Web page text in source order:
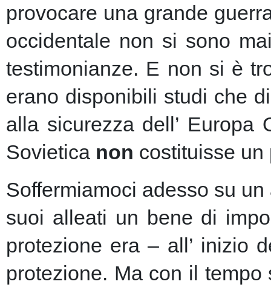
provocare una grande
occidentale non si sono
testimonianze. E non si è
erano disponibili studi che
alla sicurezza dell’
Sovietica non costituisse un
Soffermiamoci adesso su
suoi alleati un bene di
protezione era – all’ inizio
protezione. Ma con il tempo